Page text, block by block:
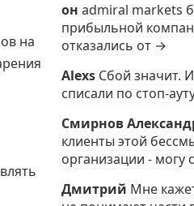
на
он admiral markets
прибыльной
отказались от →
Alexs Сбой значит.
списали по стоп-
Смирнов
клиенты этой
организации - могу
Дмитрий Мне